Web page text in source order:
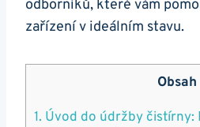
odborníků, které vám
zařízení v ideálním stavu.
Obsah
1. Úvod do údržby čistírny: